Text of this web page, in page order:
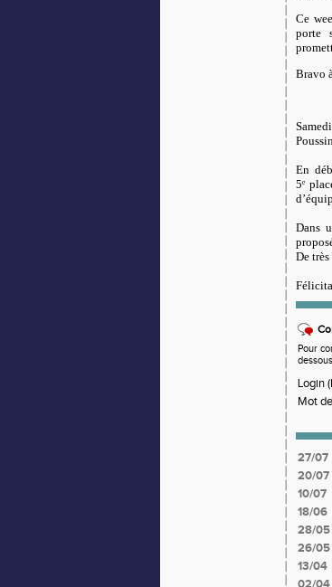
Ce
porte
Bravo
En
5ᵉ
Dans
De
Pour
Login
Mot
27/07
20/07
10/07
18/06
28/05
26/05
13/04
02/04